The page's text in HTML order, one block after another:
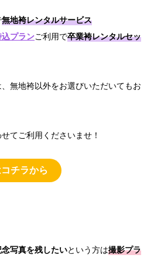
無地袴レンタルサービス
プランご利用で卒業袴レンタルセッ
無地袴以外をお選びいただいてもお
てご利用くださいませ！
チラから
写真を残したいという方は撮影プラ